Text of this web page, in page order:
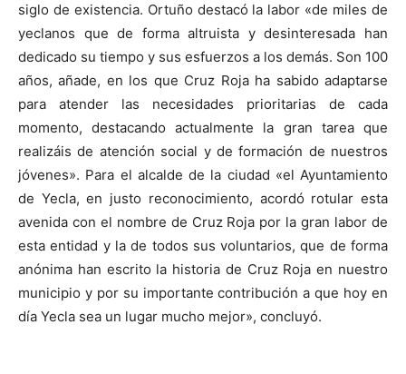
siglo de existencia. Ortuño destacó la labor «de miles de
yeclanos que de forma altruista y desinteresada han
dedicado su tiempo y sus esfuerzos a los demás. Son 100
años, añade, en los que Cruz Roja ha sabido adaptarse
para atender las necesidades prioritarias de cada
momento, destacando actualmente la gran tarea que
realizáis de atención social y de formación de nuestros
jóvenes». Para el alcalde de la ciudad «el Ayuntamiento
de Yecla, en justo reconocimiento, acordó rotular esta
avenida con el nombre de Cruz Roja por la gran labor de
esta entidad y la de todos sus voluntarios, que de forma
anónima han escrito la historia de Cruz Roja en nuestro
municipio y por su importante contribución a que hoy en
día Yecla sea un lugar mucho mejor», concluyó.